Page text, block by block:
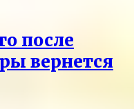
после
вернется